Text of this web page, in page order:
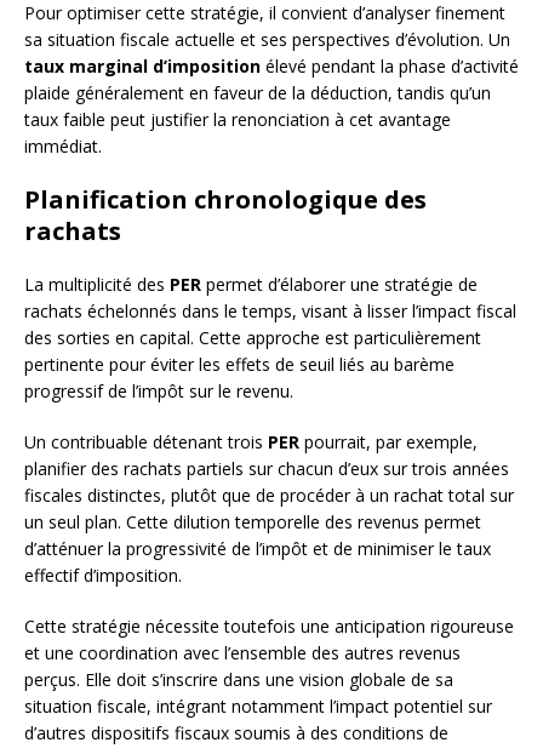
Pour optimiser cette stratégie, il convient d’analyser finement
sa situation fiscale actuelle et ses perspectives d’évolution. Un
taux marginal d’imposition élevé pendant la phase d’activité
plaide généralement en faveur de la déduction, tandis qu’un
taux faible peut justifier la renonciation à cet avantage
immédiat.
Planification chronologique des
rachats
La multiplicité des PER permet d’élaborer une stratégie de
rachats échelonnés dans le temps, visant à lisser l’impact fiscal
des sorties en capital. Cette approche est particulièrement
pertinente pour éviter les effets de seuil liés au barème
progressif de l’impôt sur le revenu.
Un contribuable détenant trois PER pourrait, par exemple,
planifier des rachats partiels sur chacun d’eux sur trois années
fiscales distinctes, plutôt que de procéder à un rachat total sur
un seul plan. Cette dilution temporelle des revenus permet
d’atténuer la progressivité de l’impôt et de minimiser le taux
effectif d’imposition.
Cette stratégie nécessite toutefois une anticipation rigoureuse
et une coordination avec l’ensemble des autres revenus
perçus. Elle doit s’inscrire dans une vision globale de sa
situation fiscale, intégrant notamment l’impact potentiel sur
d’autres dispositifs fiscaux soumis à des conditions de